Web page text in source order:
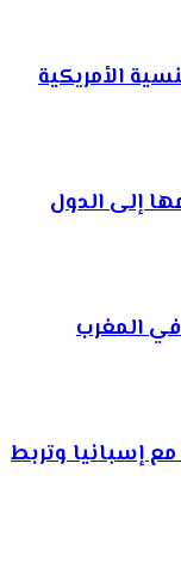
الأمريكية
إلى الدول
المغرب
إسبانيا وتربط